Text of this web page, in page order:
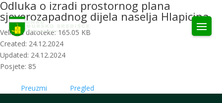
Odluka o izradi prostornog plana
sjeverozapadnog dijela naselja Hlapicina
Veličina datoteke: 165.05 KB
Created: 24.12.2024
Updated: 24.12.2024
Posjete: 85
Preuzmi Pregled